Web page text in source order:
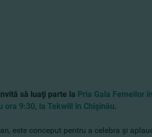
să luaţi parte la Pria Gala Femeilor
ora 9:30, la Tekwill în Chişinău.
este conceput pentru a celebra şi